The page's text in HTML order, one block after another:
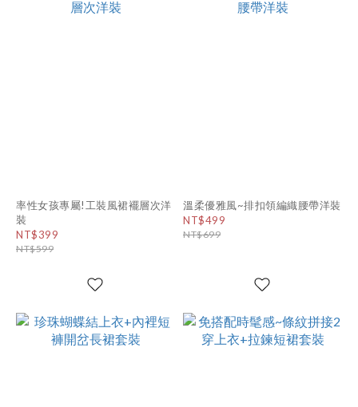
率性女孩專屬!工裝風裙襬層次洋
裝
NT$399
NT$599
溫柔優雅風~排扣領編織腰帶洋裝
NT$499
NT$699